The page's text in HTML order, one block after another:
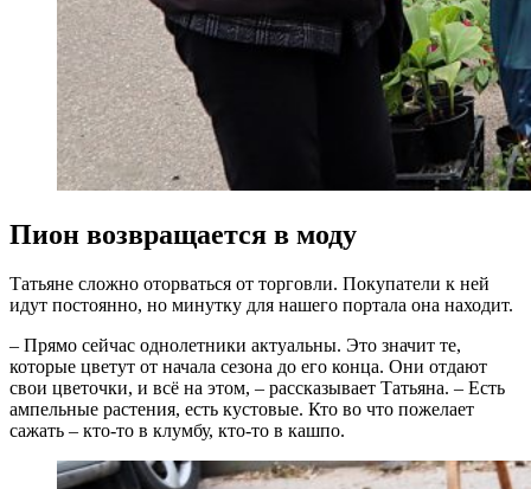
Пион возвращается в моду
Татьяне сложно оторваться от торговли. Покупатели к ней
идут постоянно, но минутку для нашего портала она находит.
– Прямо сейчас однолетники актуальны. Это значит те,
которые цветут от начала сезона до его конца. Они отдают
свои цветочки, и всё на этом, – рассказывает Татьяна. – Есть
ампельные растения, есть кустовые. Кто во что пожелает
сажать – кто-то в клумбу, кто-то в кашпо.